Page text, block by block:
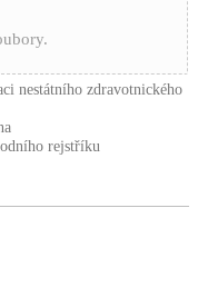
nestátního zdravotnického
rejstříku